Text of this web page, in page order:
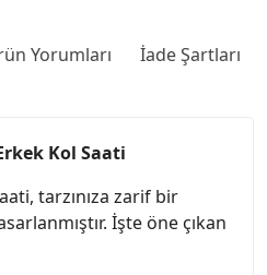
Yorumları İade Şartları
Kol Saati
tarzınıza zarif bir
İşte öne çıkan